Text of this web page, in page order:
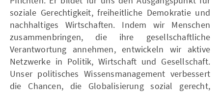
soziale Gerechtigkeit, freiheitliche Demokratie und
nachhaltiges Wirtschaften. Indem wir Menschen
zusammenbringen, die ihre gesellschaftliche
Verantwortung annehmen, entwickeln wir aktive
Netzwerke in Politik, Wirtschaft und Gesellschaft.
Unser politisches Wissensmanagement verbessert
die Chancen, die Globalisierung sozial gerecht,